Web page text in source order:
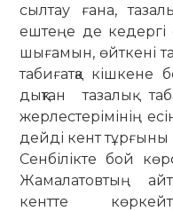
сылтау ғана,
ештеңе де кедергі
шығамын, өйт­кені
таби­ғатқа
дықтан тазалық
жерлестерімінің
дейді кент тұрғыны
Сенбілікте бой
Жамалатовтың
кентте